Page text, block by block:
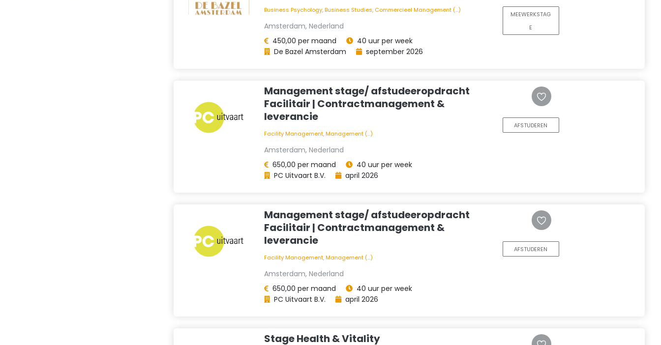
Business Psychology, Business Studies, Commercieel Management (...)
Amsterdam, Nederland
450,00 per maand
40 uur per week
De Bazel Amsterdam
september 2026
MEEWERKSTAG
E
Management stage/ afstudeeropdracht
Facilitair | Contractmanagement &
leverancie
Facility Management, Management (...)
Amsterdam, Nederland
650,00 per maand
40 uur per week
PC Uitvaart B.V.
april 2026
AFSTUDEREN
Management stage/ afstudeeropdracht
Facilitair | Contractmanagement &
leverancie
Facility Management, Management (...)
Amsterdam, Nederland
650,00 per maand
40 uur per week
PC Uitvaart B.V.
april 2026
AFSTUDEREN
Stage Health & Vitality